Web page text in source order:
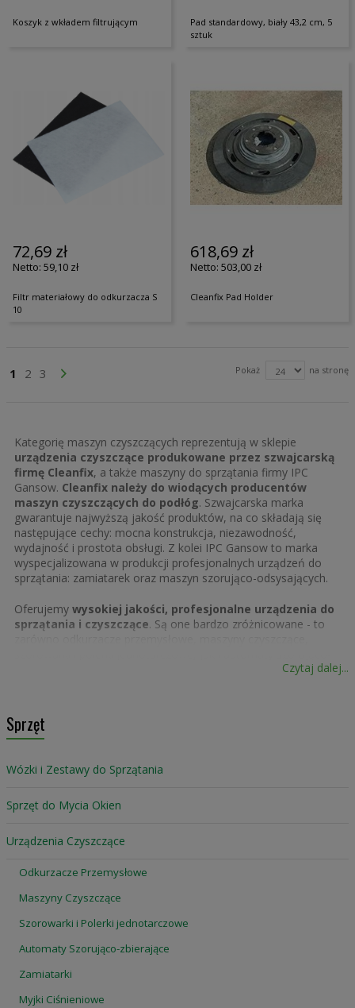
Koszyk z wkładem filtrującym
Pad standardowy, biały 43,2 cm, 5
sztuk
72,69 zł
59,10 zł
Filtr materiałowy do odkurzacza S
10
618,69 zł
503,00 zł
Cleanfix Pad Holder
Aktualnie czytasz stronę
1 Strona
2 Strona
3 Strona
Przejdź Dalej Pokaż na stronę
Kategorię maszyn czyszczących reprezentują w sklepie
urządzenia czyszczące produkowane przez szwajcarską
firmę Cleanfix, a także maszyny do sprzątania firmy IPC
Gansow. Cleanfix należy do wiodących producentów
maszyn czyszczących do podłóg. Szwajcarska marka
gwarantuje najwyższą jakość produktów, na co składają się
następujące cechy: mocna konstrukcja, niezawodność,
wydajność i prostota obsługi. Z kolei IPC Gansow to marka
wyspecjalizowana w produkcji profesjonalnych urządzeń do
sprzątania: zamiatarek oraz maszyn szorująco-odsysających.
Oferujemy wysokiej jakości, profesjonalne urządzenia do
sprzątania i czyszczące. Są one bardzo zróżnicowane - to
zbierające, zamiatarki i myjki ciśnieniowe. Profesjonalne
medyczne, gastronomiczne, hotele i wiele innych.
Czytaj dalej...
Sprzęt
Wózki i Zestawy do Sprzątania
Sprzęt do Mycia Okien
Urządzenia Czyszczące
Odkurzacze Przemysłowe
Maszyny Czyszczące
Szorowarki i Polerki jednotarczowe
Automaty Szorująco-zbierające
Zamiatarki
Myjki Ciśnieniowe